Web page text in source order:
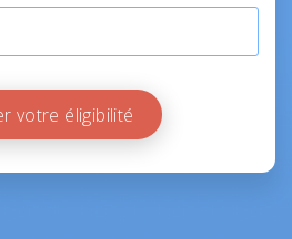
Vérifier votre éligibilité